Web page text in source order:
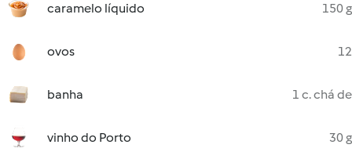
caramelo líquido 150 g
ovos 12
banha 1 c. chá de
vinho do Porto 30 g